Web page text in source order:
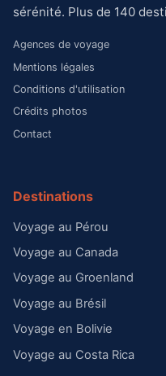
sérénité. Plus de 140
Agences de voyage
Mentions légales
Conditions d'utilisation
Crédits photos
Contact
Destinations
Voyage au Pérou
Voyage au Canada
Voyage au Groenland
Voyage au Brésil
Voyage en Bolivie
Voyage au Costa Rica